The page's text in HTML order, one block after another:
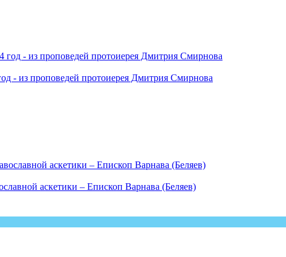
- из проповедей протоиерея Дмитрия Смирнова
аскетики – Епископ Варнава (Беляев)